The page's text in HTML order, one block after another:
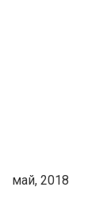
май, 2018